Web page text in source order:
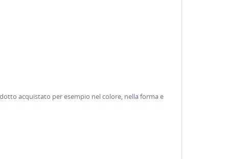
acquistato per esempio nel colore, nella forma e